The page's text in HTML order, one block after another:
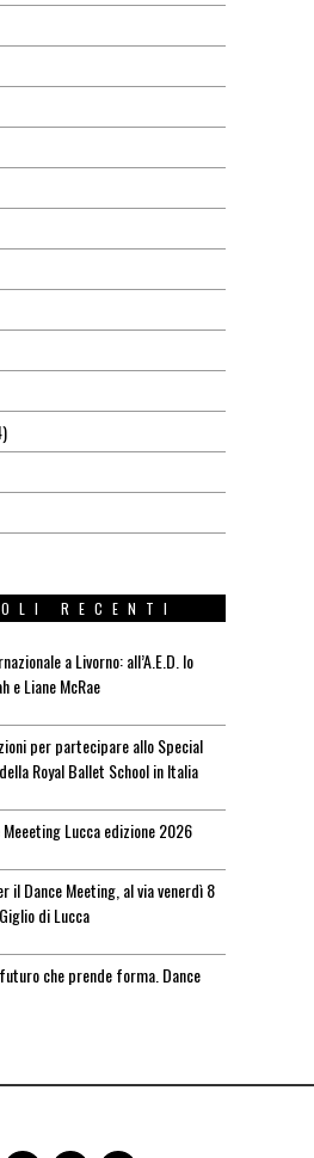
RECENTI
a Livorno: all’A.E.D. lo
e Liane McRae
per partecipare allo Special
Royal Ballet School in Italia
Lucca edizione 2026
il Dance Meeting, al via venerdì 8
di Lucca
che prende forma. Dance